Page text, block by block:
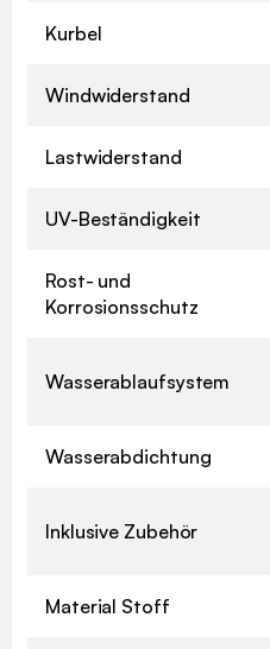
Kurbel
Windwiderstand
Lastwiderstand
UV-Beständigkeit
Rost- und
Korrosionsschutz
Wasserablaufsystem
Wasserabdichtung
Inklusive Zubehör
Material Stoff